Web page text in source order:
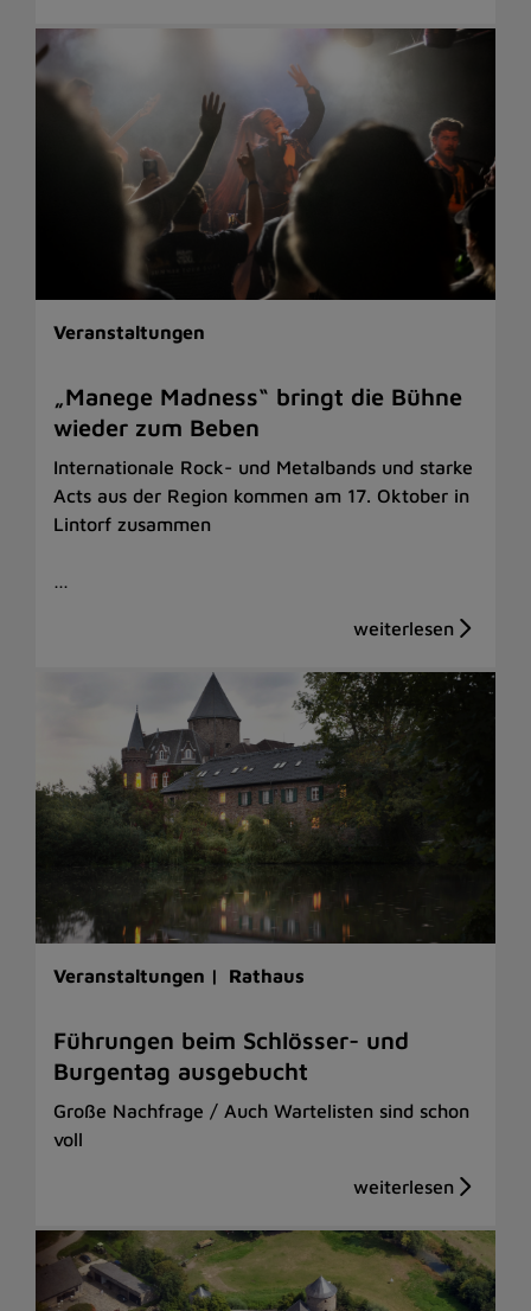
Veranstaltungen
„Manege Madness“ bringt die Bühne
wieder zum Beben
Internationale Rock- und Metalbands und starke
Acts aus der Region kommen am 17. Oktober in
Lintorf zusammen
…
Veranstaltungen | Rathaus
Führungen beim Schlösser- und
Burgentag ausgebucht
Große Nachfrage / Auch Wartelisten sind schon
voll